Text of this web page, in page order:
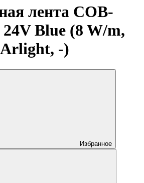
лента COB-
Blue (8 W/m,
-)
Избранное